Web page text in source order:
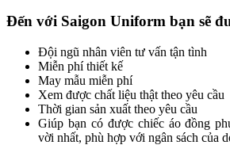
Đến với Saigon Uniform bạn sẽ
Đội ngũ nhân viên tư vấn tận tình
Miễn phí thiết kế
May mẫu miễn phí
Xem được chất liệu thật theo yêu cầu
Thời gian sản xuất theo yêu cầu
Giúp bạn có được chiếc áo đồng
vời nhất, phù hợp với ngân sách của